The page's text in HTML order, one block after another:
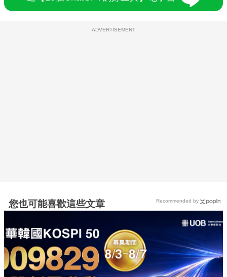
ADVERTISEMENT
您也可能喜歡這些文章 Recommended by